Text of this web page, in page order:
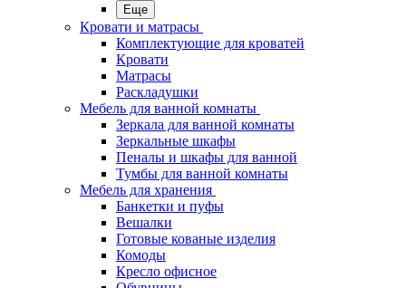
Еще
Кровати и матрасы
Комплектующие для кроватей
Кровати
Матрасы
Раскладушки
Мебель для ванной комнаты
Зеркала для ванной комнаты
Зеркальные шкафы
Пеналы и шкафы для ванной
Тумбы для ванной комнаты
Мебель для хранения
Банкетки и пуфы
Вешалки
Готовые кованые изделия
Комоды
Кресло офисное